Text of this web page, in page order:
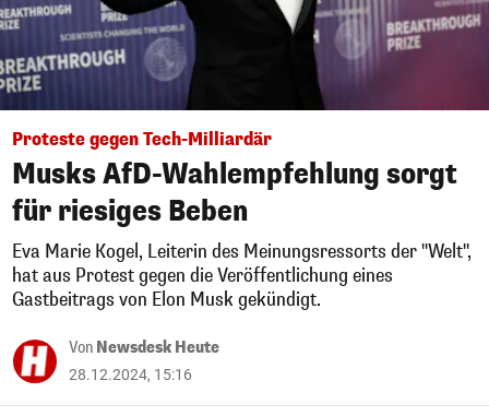
Proteste gegen Tech-Milliardär
Musks AfD-Wahlempfehlung sorgt
für riesiges Beben
Eva Marie Kogel, Leiterin des Meinungsressorts der "Welt",
hat aus Protest gegen die Veröffentlichung eines
Gastbeitrags von Elon Musk gekündigt.
Von Newsdesk Heute
28.12.2024, 15:16